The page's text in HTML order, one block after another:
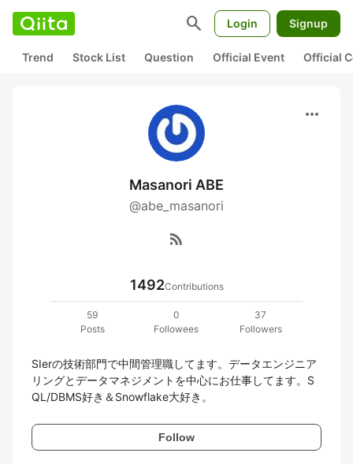
search Login Signup
Trend Stock List Question Official Event Official
more_horiz
Masanori ABE
@abe_masanori
rss_feed
1492Contributions
59
Posts
0
Followees
37
Followers
SIerの技術部門で中間管理職してます。データエンジニア
リングとデータマネジメントを中心にお仕事してます。S
QL/DBMS好き＆Snowflake大好き。
Follow